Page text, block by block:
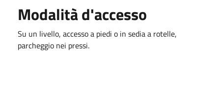
Modalità d'accesso
Su un livello, accesso a piedi o in sedia a rotelle,
parcheggio nei pressi.